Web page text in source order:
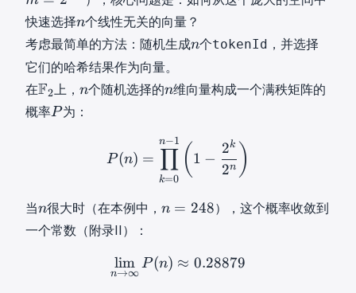
,
x
_
n
]
^
,
0
^
T
,
1
,
0
]
^
T
0
,
1
,
1
]
^
]
T
x
[
1
0
,
1
^
x
1
x
=
T
A
x
=
T
快速选择n
n
n个线性无关的向量？
考虑最简单的方法：随机生成n
n个tokenId ，并选择
它们的哈希结果作为向量。
在F
2
\
b
b
F2上， n
n
n个随机选择的n
n维向量构成一个满秩矩阵的
概率P
P为：
P( ∏k=
P(n) =
k=0
∏
n−1
( 1 −
2n
2k )
当n
n
n很大时（在本例中， n
4
n = 248），这个概率收敛到
一个常数（附录II）：
limn→∞P
n→∞
lim P (n) ≈ 0.28879